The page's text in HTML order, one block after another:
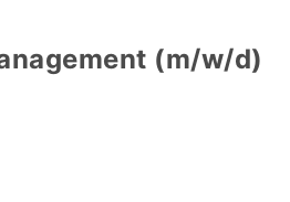
(m/w/d)